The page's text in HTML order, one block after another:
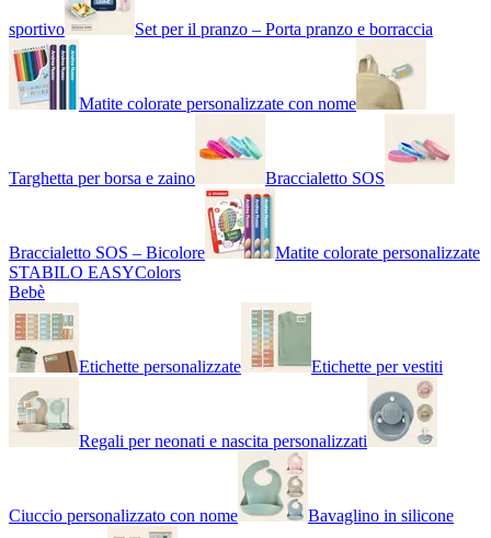
sportivo Set per il pranzo – Porta pranzo e borraccia
Matite colorate personalizzate con nome
Targhetta per borsa e zaino Braccialetto SOS
Braccialetto SOS – Bicolore
Matite colorate personalizzate
STABILO EASYColors
Bebè
Etichette personalizzate Etichette per vestiti
Regali per neonati e nascita personalizzati
Ciuccio personalizzato con nome Bavaglino in silicone